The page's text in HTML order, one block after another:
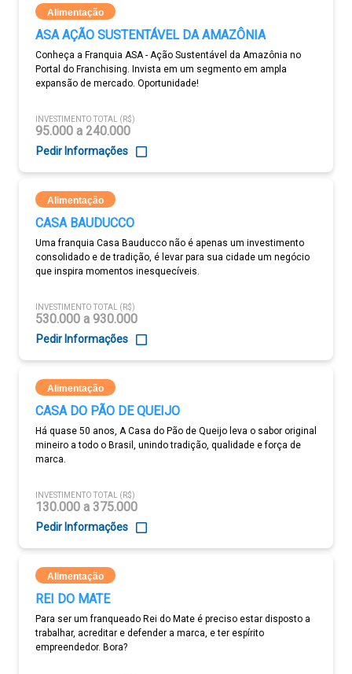
Alimentação
ASA AÇÃO SUSTENTÁVEL DA AMAZÔNIA
Conheça a Franquia ASA - Ação Sustentável da Amazônia no
Portal do Franchising. Invista em um segmento em ampla
expansão de mercado. Oportunidade!
INVESTIMENTO TOTAL (R$)
95.000 a 240.000
Pedir Informações
Alimentação
CASA BAUDUCCO
Uma franquia Casa Bauducco não é apenas um investimento
consolidado e de tradição, é levar para sua cidade um negócio
que inspira momentos inesquecíveis.
INVESTIMENTO TOTAL (R$)
530.000 a 930.000
Pedir Informações
Alimentação
CASA DO PÃO DE QUEIJO
Há quase 50 anos, A Casa do Pão de Queijo leva o sabor original
mineiro a todo o Brasil, unindo tradição, qualidade e força de
marca.
INVESTIMENTO TOTAL (R$)
130.000 a 375.000
Pedir Informações
Alimentação
REI DO MATE
Para ser um franqueado Rei do Mate é preciso estar disposto a
trabalhar, acreditar e defender a marca, e ter espírito
empreendedor. Bora?